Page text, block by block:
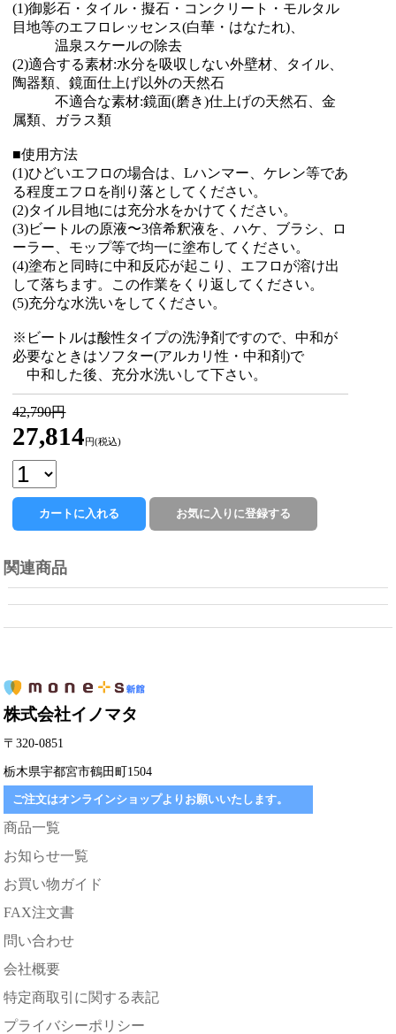
(1)御影石・タイル・擬石・コンクリート・モルタル
目地等のエフロレッセンス(白華・はなたれ)、
温泉スケールの除去
(2)適合する素材:水分を吸収しない外壁材、タイル、
陶器類、鏡面仕上げ以外の天然石
不適合な素材:鏡面(磨き)仕上げの天然石、金
属類、ガラス類
■使用方法
(1)ひどいエフロの場合は、Lハンマー、ケレン等であ
る程度エフロを削り落としてください。
(2)タイル目地には充分水をかけてください。
(3)ビートルの原液〜3倍希釈液を、ハケ、ブラシ、ロ
ーラー、モップ等で均一に塗布してください。
(4)塗布と同時に中和反応が起こり、エフロが溶け出
して落ちます。この作業をくり返してください。
(5)充分な水洗いをしてください。
※ビートルは酸性タイプの洗浄剤ですので、中和が
必要なときはソフター(アルカリ性・中和剤)で
中和した後、充分水洗いして下さい。
42,790円
27,814 円(税込)
関連商品
株式会社イノマタ
〒320-0851
栃木県宇都宮市鶴田町1504
ご注文はオンラインショップよりお願いいたします。
商品一覧
お知らせ一覧
お買い物ガイド
FAX注文書
問い合わせ
会社概要
特定商取引に関する表記
プライバシーポリシー